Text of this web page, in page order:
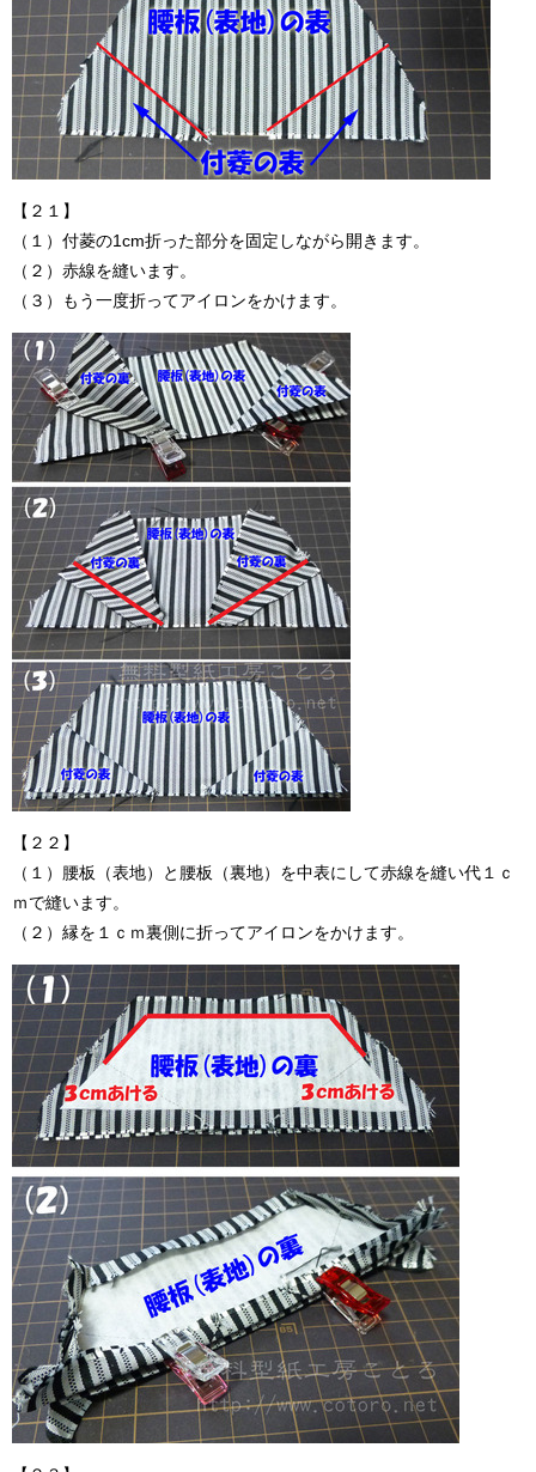
【２１】
（１）付菱の1cm折った部分を固定しながら開きます。
（２）赤線を縫います。
（３）もう一度折ってアイロンをかけます。
【２２】
（１）腰板（表地）と腰板（裏地）を中表にして赤線を縫い代１ｃ
ｍで縫います。
（２）縁を１ｃｍ裏側に折ってアイロンをかけます。